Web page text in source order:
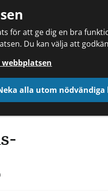
för att ge dig en bra
Du kan välja att
webbplatsen
alla utom nödvändiga